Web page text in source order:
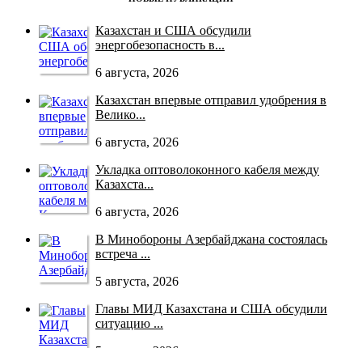
Казахстан и США обсудили
энергобезопасность в...
6 августа, 2026
Казахстан впервые отправил удобрения в
Велико...
6 августа, 2026
Укладка оптоволоконного кабеля между
Казахста...
6 августа, 2026
В Минобороны Азербайджана состоялась
встреча ...
5 августа, 2026
Главы МИД Казахстана и США обсудили
ситуацию ...